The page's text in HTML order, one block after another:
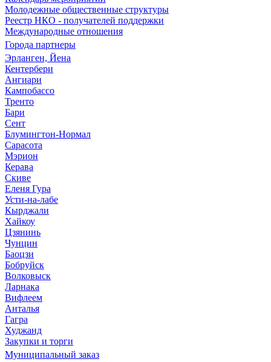
Молодежные общественные структуры
Реестр НКО - получателей поддержки
Международные отношения
Города партнеры
Эрланген, Йена
Кентербери
Ангиари
Кампобассо
Тренто
Бари
Сент
Блумингтон-Нормал
Сарасота
Мэрион
Керава
Скиве
Еленя Гура
Усти-на-лабе
Кырджали
Хайкоу
Цзянинь
Чунцин
Баоцзи
Бобруйск
Волковыск
Ларнака
Вифлеем
Анталья
Гагра
Худжанд
Закупки и торги
Муниципальный заказ